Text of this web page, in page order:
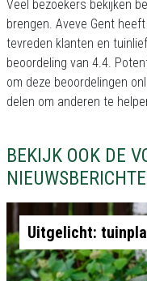
Veel bezoekers bekijken
brengen. Aveve Gent
tevreden klanten en
beoordeling van 4.4.
om deze beoordelingen
delen om anderen te
BEKIJK OOK DE
Uitgelicht: